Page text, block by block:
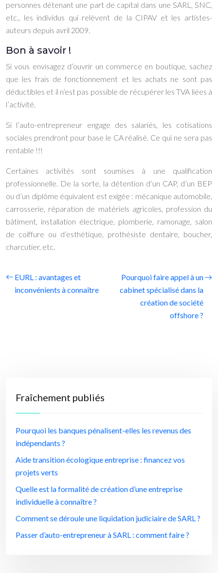
personnes détenant une part de capital dans une SARL, SNC,
etc., les individus qui relèvent de la CIPAV et les artistes-
auteurs depuis avril 2009.
Bon à savoir !
Si vous envisagez d’ouvrir un commerce en boutique, sachez
que les frais de fonctionnement et les achats ne sont pas
déductibles et il n’est pas possible de récupérer les TVA liées à
l’activité.
Si l’auto-entrepreneur engage des salariés, les cotisations
sociales prendront pour base le CA réalisé. Ce qui ne sera pas
rentable !!!
Certaines activités sont soumises à une qualification
professionnelle. De la sorte, la détention d’un CAP, d’un BEP
ou d’un diplôme équivalent est exigée : mécanique automobile,
carrosserie, réparation de matériels agricoles, profession du
bâtiment, installation électrique, plomberie, ramonage, salon
de coiffure ou d’esthétique, prothésiste dentaire, boucher,
charcutier, etc.
EURL : avantages et
inconvénients à connaître
Pourquoi faire appel à un
cabinet spécialisé dans la
création de société
offshore ?
Fraîchement publiés
Pourquoi les banques pénalisent-elles les revenus des
indépendants ?
Aide transition écologique entreprise : financez vos
projets verts
Quelle est la formalité de création d’une entreprise
individuelle à connaître ?
Comment se déroule une liquidation judiciaire de SARL ?
Passer d’auto-entrepreneur à SARL : comment faire ?